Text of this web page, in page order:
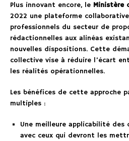
Plus innovant encore, le Ministère
2022 une plateforme
professionnels du secteur de
rédactionnelles aux alinéas
nouvelles dispositions. Cette
collective vise à réduire l’écart
les réalités opérationnelles.
Les bénéfices de cette approche
multiples :
Une meilleure applicabilité des
avec ceux qui devront les